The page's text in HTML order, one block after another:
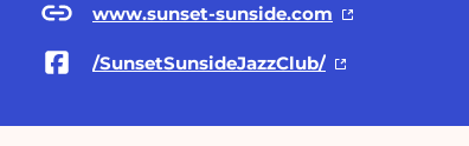
www.sunset-sunside.com
/SunsetSunsideJazzClub/